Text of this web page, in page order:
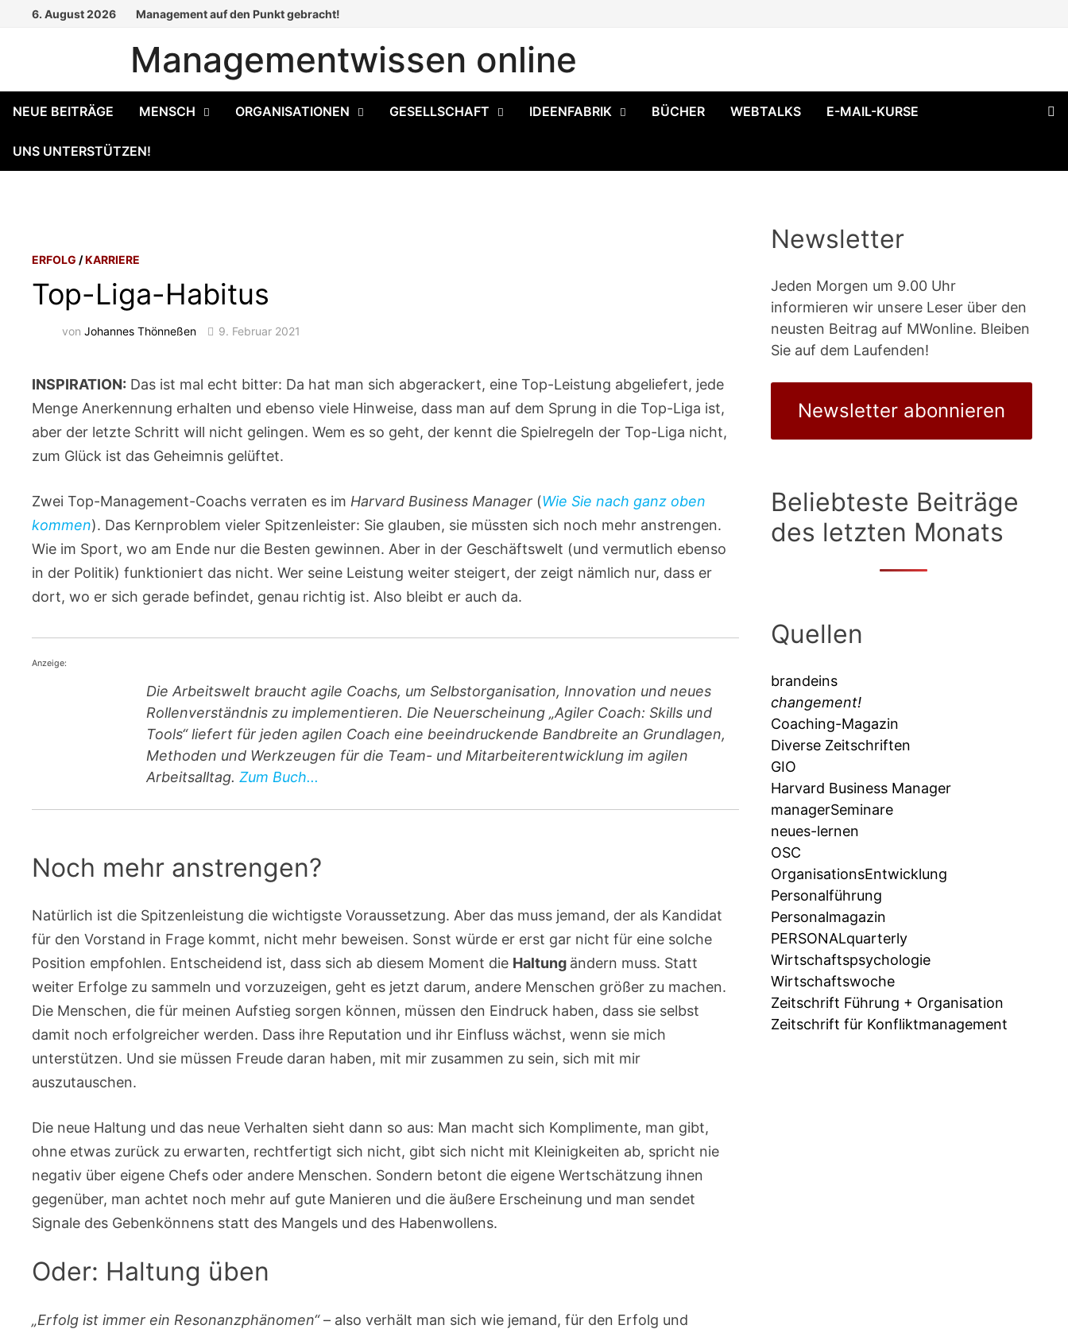
6. August 2026 Management auf den Punkt gebracht!
Managementwissen online
NEUE BEITRÄGE MENSCH ORGANISATIONEN GESELLSCHAFT IDEENFABRIK BÜCHER WEBTALKS E-MAIL-KURSE
UNS UNTERSTÜTZEN!
ERFOLG /KARRIERE
Top-Liga-Habitus
vonJohannes Thönneßen 9. Februar 2021
INSPIRATION: Das ist mal echt bitter: Da hat man sich abgerackert, eine Top-Leistung abgeliefert, jede
Menge Anerkennung erhalten und ebenso viele Hinweise, dass man auf dem Sprung in die Top-Liga ist,
aber der letzte Schritt will nicht gelingen. Wem es so geht, der kennt die Spielregeln der Top-Liga nicht,
zum Glück ist das Geheimnis gelüftet.
Zwei Top-Management-Coachs verraten es im Harvard Business Manager (Wie Sie nach ganz oben
kommen). Das Kernproblem vieler Spitzenleister: Sie glauben, sie müssten sich noch mehr anstrengen.
Wie im Sport, wo am Ende nur die Besten gewinnen. Aber in der Geschäftswelt (und vermutlich ebenso
in der Politik) funktioniert das nicht. Wer seine Leistung weiter steigert, der zeigt nämlich nur, dass er
dort, wo er sich gerade befindet, genau richtig ist. Also bleibt er auch da.
Anzeige:
Die Arbeitswelt braucht agile Coachs, um Selbstorganisation, Innovation und neues
Rollenverständnis zu implementieren. Die Neuerscheinung „Agiler Coach: Skills und
Tools“ liefert für jeden agilen Coach eine beeindruckende Bandbreite an Grundlagen,
Methoden und Werkzeugen für die Team- und Mitarbeiterentwicklung im agilen
Arbeitsalltag. Zum Buch...
Noch mehr anstrengen?
Natürlich ist die Spitzenleistung die wichtigste Voraussetzung. Aber das muss jemand, der als Kandidat
für den Vorstand in Frage kommt, nicht mehr beweisen. Sonst würde er erst gar nicht für eine solche
Position empfohlen. Entscheidend ist, dass sich ab diesem Moment die Haltung ändern muss. Statt
weiter Erfolge zu sammeln und vorzuzeigen, geht es jetzt darum, andere Menschen größer zu machen.
Die Menschen, die für meinen Aufstieg sorgen können, müssen den Eindruck haben, dass sie selbst
damit noch erfolgreicher werden. Dass ihre Reputation und ihr Einfluss wächst, wenn sie mich
unterstützen. Und sie müssen Freude daran haben, mit mir zusammen zu sein, sich mit mir
auszutauschen.
Die neue Haltung und das neue Verhalten sieht dann so aus: Man macht sich Komplimente, man gibt,
ohne etwas zurück zu erwarten, rechtfertigt sich nicht, gibt sich nicht mit Kleinigkeiten ab, spricht nie
negativ über eigene Chefs oder andere Menschen. Sondern betont die eigene Wertschätzung ihnen
gegenüber, man achtet noch mehr auf gute Manieren und die äußere Erscheinung und man sendet
Signale des Gebenkönnens statt des Mangels und des Habenwollens.
Oder: Haltung üben
„Erfolg ist immer ein Resonanzphänomen“– also verhält man sich wie jemand, für den Erfolg und
Newsletter
Jeden Morgen um 9.00 Uhr
informieren wir unsere Leser über den
neusten Beitrag auf MWonline. Bleiben
Sie auf dem Laufenden!
Newsletter abonnieren
Beliebteste Beiträge
des letzten Monats
Quellen
brandeins
changement!
Coaching-Magazin
Diverse Zeitschriften
GIO
Harvard Business Manager
managerSeminare
neues-lernen
OSC
OrganisationsEntwicklung
Personalführung
Personalmagazin
PERSONALquarterly
Wirtschaftspsychologie
Wirtschaftswoche
Zeitschrift Führung + Organisation
Zeitschrift für Konfliktmanagement